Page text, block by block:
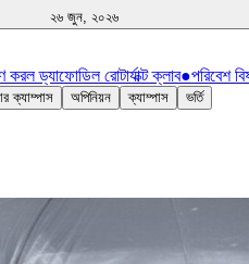
২৬ জুন, ২০২৬
ড্যাফোডিল রোটার্যাক্ট ক্লাব●পরিবেশ
ক্যাম্পাস অপিনিয়ন ক্যাম্পাস
ভর্তি